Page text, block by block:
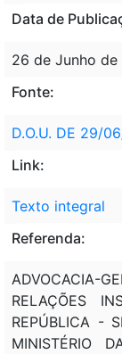
Data de
26 de Junho de
Fonte:
D.O.U. DE 29/
Link:
Texto integral
Referenda:
ADVOCACIA-
RELAÇÕES
REPÚBLICA -
MINISTÉRIO